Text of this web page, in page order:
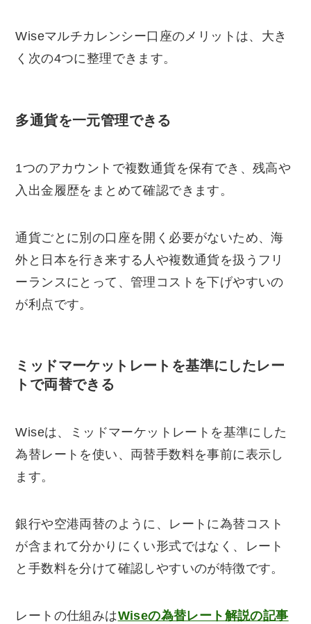
Wiseマルチカレンシー口座のメリットは、大き
く次の4つに整理できます。
多通貨を一元管理できる
1つのアカウントで複数通貨を保有でき、残高や
入出金履歴をまとめて確認できます。
通貨ごとに別の口座を開く必要がないため、海
外と日本を行き来する人や複数通貨を扱うフリ
ーランスにとって、管理コストを下げやすいの
が利点です。
ミッドマーケットレートを基準にしたレー
トで両替できる
Wiseは、ミッドマーケットレートを基準にした
為替レートを使い、両替手数料を事前に表示し
ます。
銀行や空港両替のように、レートに為替コスト
が含まれて分かりにくい形式ではなく、レート
と手数料を分けて確認しやすいのが特徴です。
レートの仕組みはWiseの為替レート解説の記事